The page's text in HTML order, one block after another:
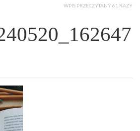
WPIS PRZECZYTANY 61 RAZY